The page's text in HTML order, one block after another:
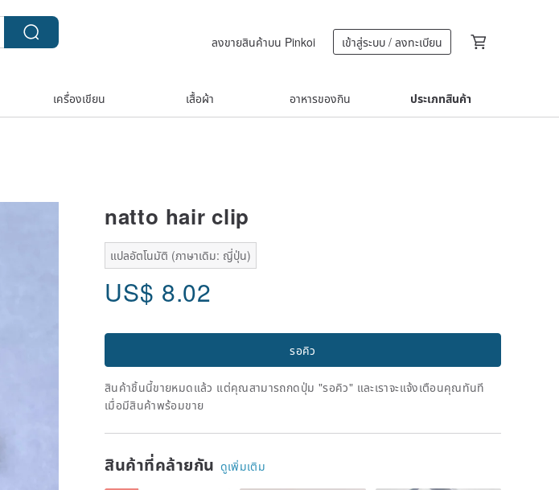
ลงขายสินค้าบน Pinkoi เข้าสู่ระบบ / ลงทะเบียน
เครื่องเขียน เสื้อผ้า อาหารของกิน ประเภทสินค้า
natto hair clip
แปลอัตโนมัติ (ภาษาเดิม: ญี่ปุ่น)
US$ 8.02
รอคิว
สินค้าชิ้นนี้ขายหมดแล้ว แต่คุณสามารถกดปุ่ม "รอคิว" และเราจะแจ้งเตือนคุณทันที
เมื่อมีสินค้าพร้อมขาย
สินค้าที่คล้ายกัน ดูเพิ่มเติม